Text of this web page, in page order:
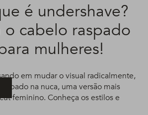
é undershave?
o cabelo raspado
mulheres!
em mudar o visual radicalmente,
na nuca, uma versão mais
feminino. Conheça os estilos e